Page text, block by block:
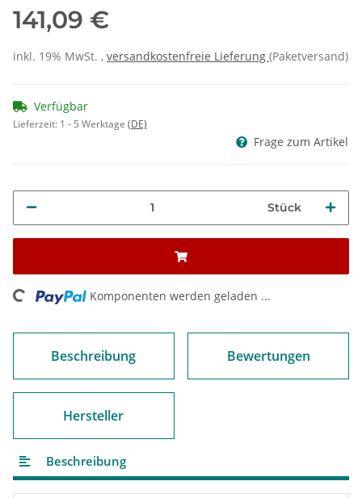
141,09 €
inkl. 19% MwSt. , versandkostenfreie Lieferung (Paketversand)
Verfügbar
Lieferzeit: 1 - 5 Werktage (DE)
Frage zum Artikel
Stück
Komponenten werden geladen ...
Beschreibung Bewertungen
Hersteller
Beschreibung